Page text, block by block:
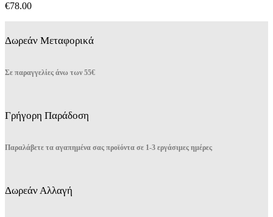
€78.00
Δωρεάν Μεταφορικά
Σε παραγγελίες άνω των 55€
Γρήγορη Παράδοση
Παραλάβετε τα αγαπημένα σας προϊόντα σε 1-3 εργάσιμες ημέρες
Δωρεάν Αλλαγή